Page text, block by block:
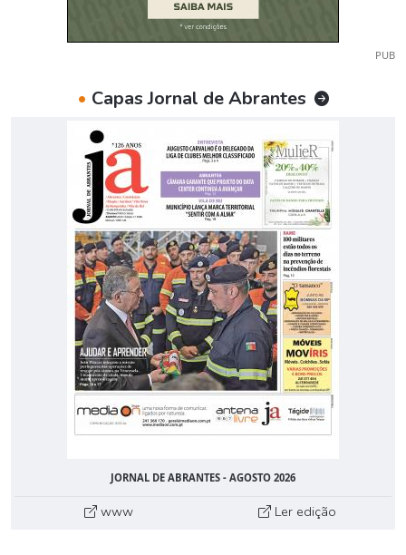
PUB
• Capas Jornal de Abrantes
JORNAL DE ABRANTES - AGOSTO 2026
www Ler edição